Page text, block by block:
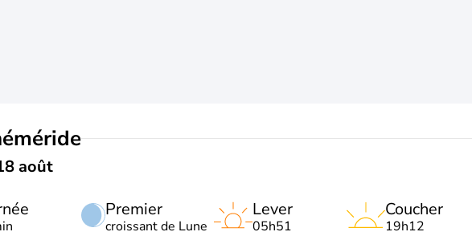
août
Premier
croissant de Lune
Lever
05h51
Coucher
19h12